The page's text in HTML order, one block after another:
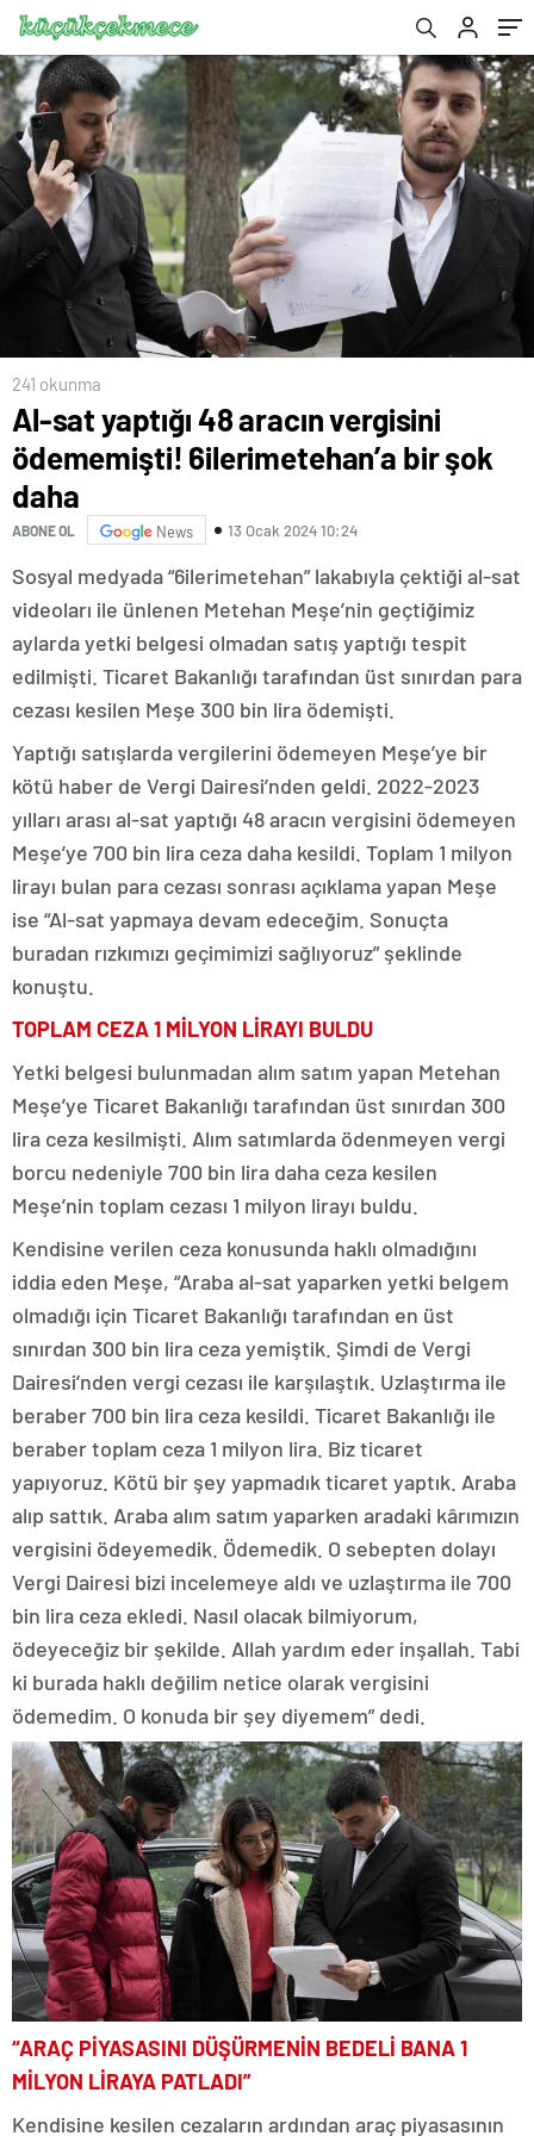
241 okunma
Al-sat yaptığı 48 aracın vergisini
ödememişti! 6ilerimetehan’a bir şok
daha
ABONE OL News 13 Ocak 2024 10:24
Sosyal medyada “6ilerimetehan” lakabıyla çektiği al-sat
videoları ile ünlenen Metehan Meşe’nin geçtiğimiz
aylarda yetki belgesi olmadan satış yaptığı tespit
edilmişti. Ticaret Bakanlığı tarafından üst sınırdan para
cezası kesilen Meşe 300 bin lira ödemişti.
Yaptığı satışlarda vergilerini ödemeyen Meşe’ye bir
kötü haber de Vergi Dairesi’nden geldi. 2022-2023
yılları arası al-sat yaptığı 48 aracın vergisini ödemeyen
Meşe’ye 700 bin lira ceza daha kesildi. Toplam 1 milyon
lirayı bulan para cezası sonrası açıklama yapan Meşe
ise “Al-sat yapmaya devam edeceğim. Sonuçta
buradan rızkımızı geçimimizi sağlıyoruz” şeklinde
konuştu.
TOPLAM CEZA 1 MİLYON LİRAYI BULDU
Yetki belgesi bulunmadan alım satım yapan Metehan
Meşe’ye Ticaret Bakanlığı tarafından üst sınırdan 300
lira ceza kesilmişti. Alım satımlarda ödenmeyen vergi
borcu nedeniyle 700 bin lira daha ceza kesilen
Meşe’nin toplam cezası 1 milyon lirayı buldu.
Kendisine verilen ceza konusunda haklı olmadığını
iddia eden Meşe, “Araba al-sat yaparken yetki belgem
olmadığı için Ticaret Bakanlığı tarafından en üst
sınırdan 300 bin lira ceza yemiştik. Şimdi de Vergi
Dairesi’nden vergi cezası ile karşılaştık. Uzlaştırma ile
beraber 700 bin lira ceza kesildi. Ticaret Bakanlığı ile
beraber toplam ceza 1 milyon lira. Biz ticaret
yapıyoruz. Kötü bir şey yapmadık ticaret yaptık. Araba
alıp sattık. Araba alım satım yaparken aradaki kârımızın
vergisini ödeyemedik. Ödemedik. O sebepten dolayı
Vergi Dairesi bizi incelemeye aldı ve uzlaştırma ile 700
bin lira ceza ekledi. Nasıl olacak bilmiyorum,
ödeyeceğiz bir şekilde. Allah yardım eder inşallah. Tabi
ki burada haklı değilim netice olarak vergisini
ödemedim. O konuda bir şey diyemem” dedi.
“ARAÇ PİYASASINI DÜŞÜRMENİN BEDELİ BANA 1
MİLYON LİRAYA PATLADI”
Kendisine kesilen cezaların ardından araç piyasasının